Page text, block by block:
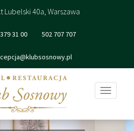
Lubelski 40a, Warszawa
31 00 502 707 707
Pokaż